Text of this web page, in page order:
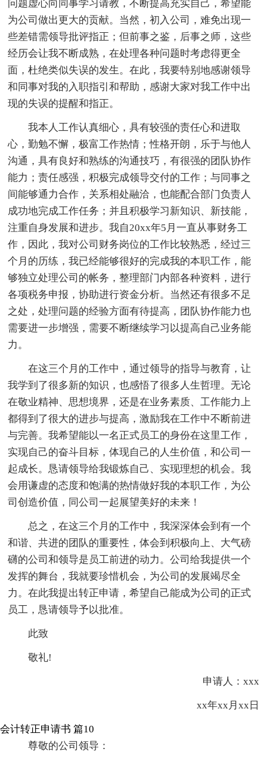
问题虚心向同事学习请教，不断提高充实自己，希望能
为公司做出更大的贡献。当然，初入公司，难免出现一
些差错需领导批评指正；但前事之鉴，后事之师，这些
经历会让我不断成熟，在处理各种问题时考虑得更全
面，杜绝类似失误的发生。在此，我要特别地感谢领导
和同事对我的入职指引和帮助，感谢大家对我工作中出
现的失误的提醒和指正。
我本人工作认真细心，具有较强的责任心和进取
心，勤勉不懈，极富工作热情；性格开朗，乐于与他人
沟通，具有良好和熟练的沟通技巧，有很强的团队协作
能力；责任感强，积极完成领导交付的工作；与同事之
间能够通力合作，关系相处融洽，也能配合部门负责人
成功地完成工作任务；并且积极学习新知识、新技能，
注重自身发展和进步。我自20xx年5月一直从事财务工
作，因此，我对公司财务岗位的工作比较熟悉，经过三
个月的历练，我已经能够很好的完成我的本职工作，能
够独立处理公司的帐务，整理部门内部各种资料，进行
各项税务申报，协助进行资金分析。当然还有很多不足
之处，处理问题的经验方面有待提高，团队协作能力也
需要进一步增强，需要不断继续学习以提高自己业务能
力。
在这三个月的工作中，通过领导的指导与教育，让
我学到了很多新的知识，也感悟了很多人生哲理。无论
在敬业精神、思想境界，还是在业务素质、工作能力上
都得到了很大的进步与提高，激励我在工作中不断前进
与完善。我希望能以一名正式员工的身份在这里工作，
实现自己的奋斗目标，体现自己的人生价值，和公司一
起成长。恳请领导给我锻炼自己、实现理想的机会。我
会用谦虚的态度和饱满的热情做好我的本职工作，为公
司创造价值，同公司一起展望美好的未来！
总之，在这三个月的工作中，我深深体会到有一个
和谐、共进的团队的重要性，体会到积极向上、大气磅
礴的公司和领导是员工前进的动力。公司给我提供一个
发挥的舞台，我就要珍惜机会，为公司的发展竭尽全
力。在此我提出转正申请，希望自己能成为公司的正式
员工，恳请领导予以批准。
此致
敬礼!
申请人：xxx
xx年xx月xx日
会计转正申请书 篇10
尊敬的公司领导：